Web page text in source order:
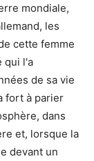
mondiale,
les
cette femme
qui l'a
de sa vie
fort à parier
dans
et, lorsque la
devant un